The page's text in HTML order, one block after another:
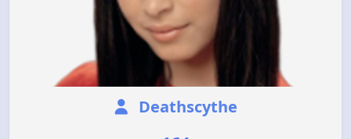
Deathscythe